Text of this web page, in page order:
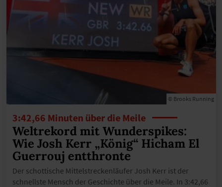
© Brooks Running
3:42,66 Minuten über die Meile
Weltrekord mit Wunderspikes:
Wie Josh Kerr „König“ Hicham El
Guerrouj entthronte
Der schottische Mittelstreckenläufer Josh Kerr ist der
schnellste Mensch der Geschichte über die Meile. In 3:42,66